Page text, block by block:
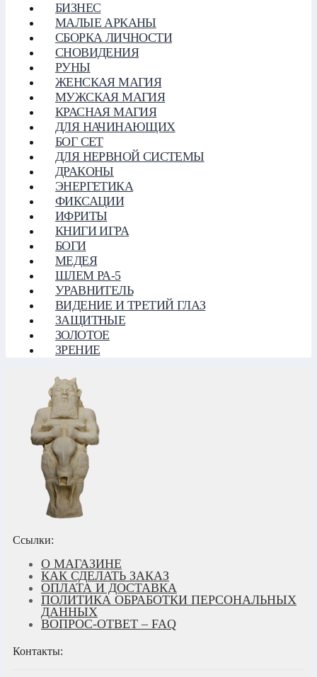
БИЗНЕС
МАЛЫЕ АРКАНЫ
СБОРКА ЛИЧНОСТИ
СНОВИДЕНИЯ
РУНЫ
ЖЕНСКАЯ МАГИЯ
МУЖСКАЯ МАГИЯ
КРАСНАЯ МАГИЯ
ДЛЯ НАЧИНАЮЩИХ
БОГ СЕТ
ДЛЯ НЕРВНОЙ СИСТЕМЫ
ДРАКОНЫ
ЭНЕРГЕТИКА
ФИКСАЦИИ
ИФРИТЫ
КНИГИ ИГРА
БОГИ
МЕДЕЯ
ШЛЕМ РА-5
УРАВНИТЕЛЬ
ВИДЕНИЕ И ТРЕТИЙ ГЛАЗ
ЗАЩИТНЫЕ
ЗОЛОТОЕ
ЗРЕНИЕ
Ссылки:
О МАГАЗИНЕ
КАК СДЕЛАТЬ ЗАКАЗ
ОПЛАТА И ДОСТАВКА
ПОЛИТИКА ОБРАБОТКИ ПЕРСОНАЛЬНЫХ
ДАННЫХ
ВОПРОС-ОТВЕТ – FAQ
Контакты: